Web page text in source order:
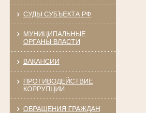
СУДЫ СУБЪЕКТА РФ
МУНИЦИПАЛЬНЫЕ
ОРГАНЫ ВЛАСТИ
ВАКАНСИИ
ПРОТИВОДЕЙСТВИЕ
КОРРУПЦИИ
ОБРАЩЕНИЯ ГРАЖДАН